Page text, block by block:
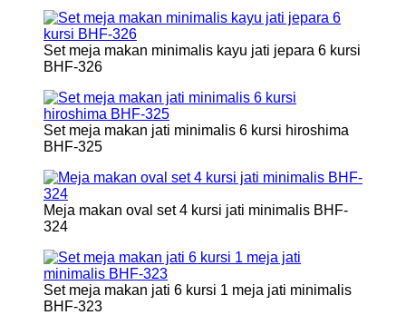
Set meja makan minimalis kayu jati jepara 6 kursi
BHF-326
Set meja makan jati minimalis 6 kursi hiroshima
BHF-325
Meja makan oval set 4 kursi jati minimalis BHF-
324
Set meja makan jati 6 kursi 1 meja jati minimalis
BHF-323